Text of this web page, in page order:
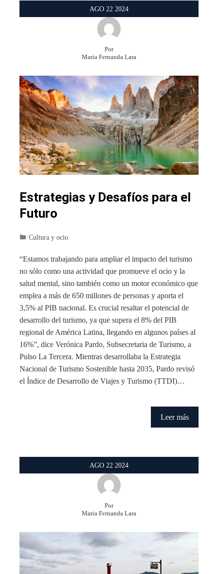
AGO 22 2024
Por
Maria Fernanda Lara
Estrategias y Desafíos para el
Futuro
Cultura y ocio
“Estamos trabajando para ampliar el impacto del turismo
no sólo como una actividad que promueve el ocio y la
salud mental, sino también como un motor económico que
emplea a más de 650 millones de personas y aporta el
3,5% al ​​PIB nacional. Es crucial resaltar el potencial de
desarrollo del turismo, ya que supera el 8% del PIB
regional de América Latina, llegando en algunos países al
16%”, dice Verónica Pardo, Subsecretaria de Turismo, a
Pulso La Tercera. Mientras desarrollaba la Estrategia
Nacional de Turismo Sostenible hasta 2035, Pardo revisó
el Índice de Desarrollo de Viajes y Turismo (TTDI)…
Leer más
AGO 22 2024
Por
Maria Fernanda Lara